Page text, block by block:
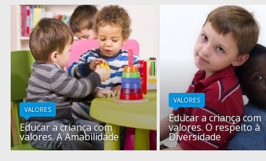
VALORES
Educar a criança com
valores. A Amabilidade
VALORES
Educar a criança com
valores. O respeito à
Diversidade